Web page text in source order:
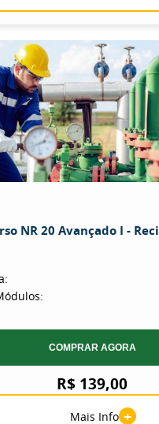
NR 20 Avançado I -
COMPRAR AGORA
R$ 139,00
Mais Info +